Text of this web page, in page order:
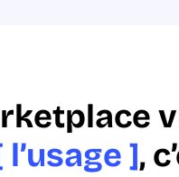
l’usage ],